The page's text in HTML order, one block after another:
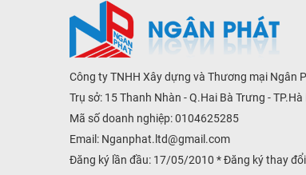
Công ty TNHH Xây dựng và Thương mại Ngân
Trụ sở: 15 Thanh Nhàn - Q.Hai Bà Trưng - TP.Hà
Mã số doanh nghiệp: 0104625285
Email: Nganphat.ltd@gmail.com
Đăng ký lần đầu: 17/05/2010 * Đăng ký thay